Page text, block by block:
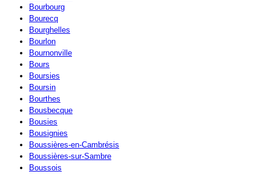
Bourbourg
Bourecq
Bourghelles
Bourlon
Bournonville
Bours
Boursies
Boursin
Bourthes
Bousbecque
Bousies
Bousignies
Boussières-en-Cambrésis
Boussières-sur-Sambre
Boussois